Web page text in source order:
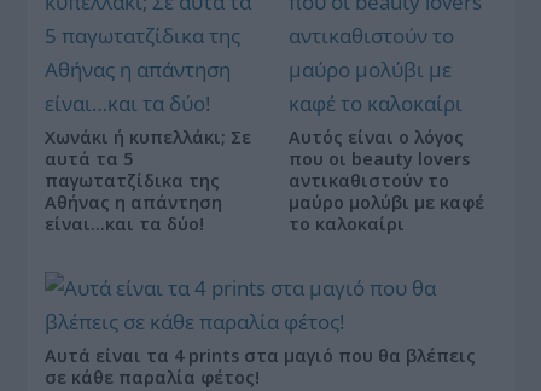
Χωνάκι ή κυπελλάκι; Σε
αυτά τα 5
παγωτατζίδικα της
Αθήνας η απάντηση
είναι…και τα δύο!
Αυτός είναι ο λόγος
που οι beauty lovers
αντικαθιστούν το
μαύρο μολύβι με καφέ
το καλοκαίρι
Αυτά είναι τα 4 prints στα μαγιό που θα βλέπεις
σε κάθε παραλία φέτος!